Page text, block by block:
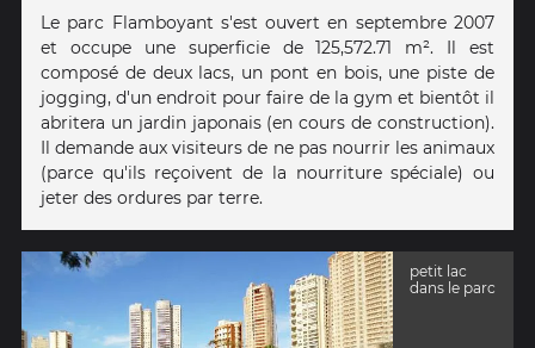
Le parc Flamboyant s'est ouvert en septembre 2007
et occupe une superficie de 125,572.71 m². Il est
composé de deux lacs, un pont en bois, une piste de
jogging, d'un endroit pour faire de la gym et bientôt il
abritera un jardin japonais (en cours de construction).
Il demande aux visiteurs de ne pas nourrir les animaux
(parce qu'ils reçoivent de la nourriture spéciale) ou
jeter des ordures par terre.
petit lac
dans le parc